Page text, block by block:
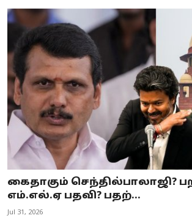
கைதாகும் செந்தில்பாலாஜி?
எம்.எல்.ஏ பதவி? பதற்...
Jul 31, 2026